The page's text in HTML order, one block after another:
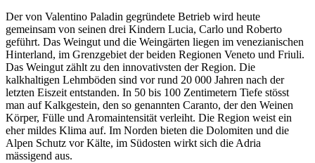
Der von Valentino Paladin gegründete Betrieb wird heute
gemeinsam von seinen drei Kindern Lucia, Carlo und Roberto
geführt. Das Weingut und die Weingärten liegen im venezianischen
Hinterland, im Grenzgebiet der beiden Regionen Veneto und Friuli.
Das Weingut zählt zu den innovativsten der Region. Die
kalkhaltigen Lehmböden sind vor rund 20 000 Jahren nach der
letzten Eiszeit entstanden. In 50 bis 100 Zentimetern Tiefe stösst
man auf Kalkgestein, den so genannten Caranto, der den Weinen
Körper, Fülle und Aromaintensität verleiht. Die Region weist ein
eher mildes Klima auf. Im Norden bieten die Dolomiten und die
Alpen Schutz vor Kälte, im Südosten wirkt sich die Adria
mässigend aus.